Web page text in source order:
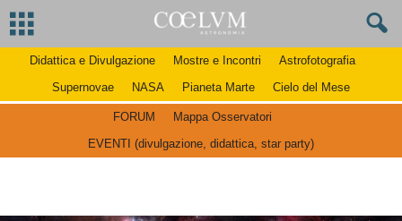
Didattica e Divulgazione Mostre e Incontri
Astrofotografia
Supernovae
NASA Pianeta Marte Cielo del Mese
FORUM
Mappa Osservatori
EVENTI (divulgazione, didattica, star party)